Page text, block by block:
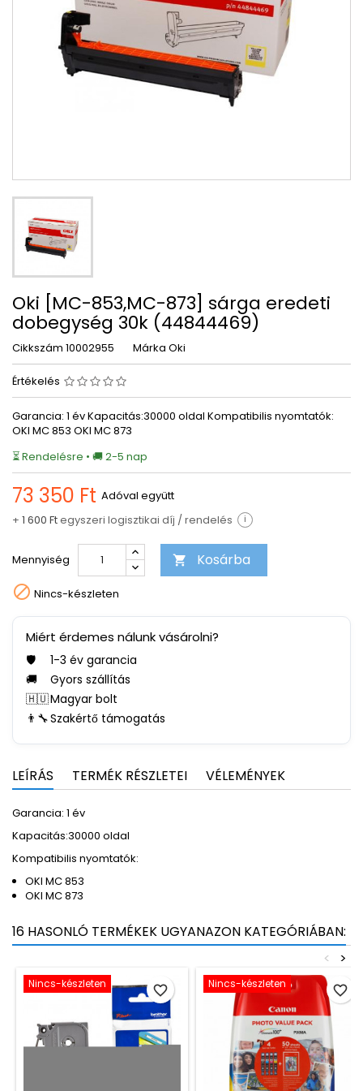
Oki [MC-853,MC-873] sárga eredeti
dobegység 30k (44844469)
Cikkszám 10002955 Márka Oki
Értékelés
Garancia: 1 év Kapacitás:30000 oldal Kompatibilis nyomtatók:
OKI MC 853 OKI MC 873
⏳ Rendelésre • 🚚 2-5 nap
73 350 Ft Adóval együtt
+ 1 600 Ftegyszeri logisztikai díj / rendelés i
Mennyiség  Kosárba
 Nincs-készleten
Miért érdemes nálunk vásárolni?
🛡️
1-3 év garancia
🚚
Gyors szállítás
🇭🇺Magyar bolt
👨‍🔧Szakértő támogatás
LEÍRÁS TERMÉK RÉSZLETEI VÉLEMÉNYEK
Garancia: 1 év
Kapacitás:30000 oldal
Kompatibilis nyomtatók:
OKI MC 853
OKI MC 873
16 HASONLÓ TERMÉKEK UGYANAZON KATEGÓRIÁBAN:
>
<
Nincs-készleten favorite_border Nincs-készleten favorite_border